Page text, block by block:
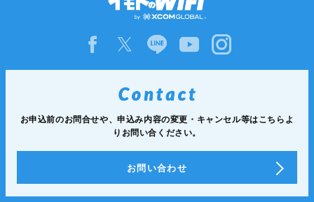
お申込前のお問合せや、申込み内容の変更・キャンセル等はこちらよ
りお問い合ください。
お問い合わせ